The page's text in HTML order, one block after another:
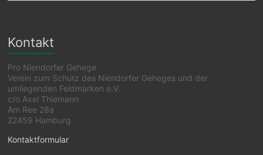
Kontakt
Pro Niendorfer Gehege
Verein zum Schutz des Niendorfer Geheges und der
umliegenden Feldmarken e.V.
c/o Axel Thiemann
Am Ree 28a
22459 Hamburg
Kontaktformular